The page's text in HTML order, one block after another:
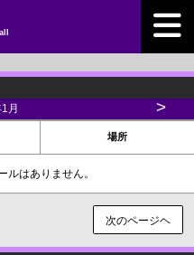
月 >
場所
はありません。
次のページヘ